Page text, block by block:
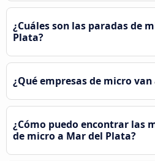
¿Cuáles son las paradas de
Plata?
¿Qué empresas de micro
¿Cómo puedo encontrar las
de micro a Mar del Plata?